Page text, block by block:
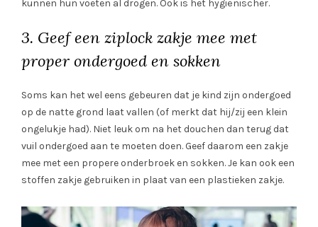
kunnen hun voeten al drogen. Ook is het hygiënischer.
3. Geef een ziplock zakje mee met
proper ondergoed en sokken
Soms kan het wel eens gebeuren dat je kind zijn ondergoed
op de natte grond laat vallen (of merkt dat hij/zij een klein
ongelukje had). Niet leuk om na het douchen dan terug dat
vuil ondergoed aan te moeten doen. Geef daarom een zakje
mee met een propere onderbroek en sokken. Je kan ook een
stoffen zakje gebruiken in plaat van een plastieken zakje.